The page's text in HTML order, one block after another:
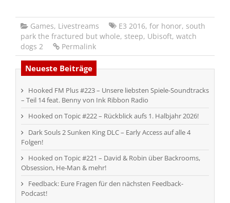
Games, Livestreams E3 2016, for honor, south
park the fractured but whole, steep, Ubisoft, watch
dogs 2
Permalink
Neueste Beiträge
Hooked FM Plus #223 – Unsere liebsten Spiele-Soundtracks
– Teil 14 feat. Benny von Ink Ribbon Radio
Hooked on Topic #222 – Rückblick aufs 1. Halbjahr 2026!
Dark Souls 2 Sunken King DLC – Early Access auf alle 4
Folgen!
Hooked on Topic #221 – David & Robin über Backrooms,
Obsession, He-Man & mehr!
Feedback: Eure Fragen für den nächsten Feedback-
Podcast!